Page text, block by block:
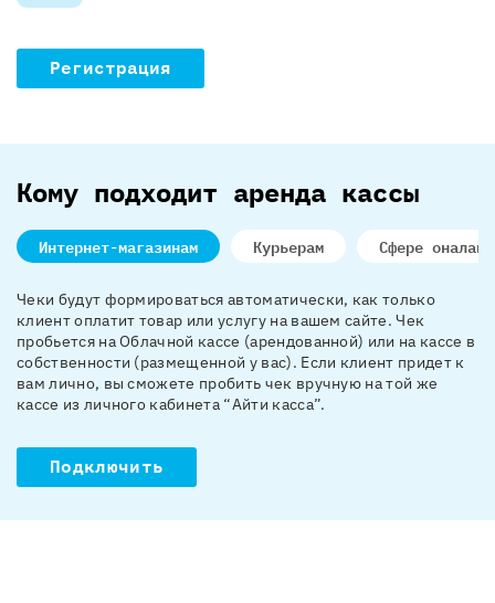
Регистрация
Кому подходит аренда кассы
Интернет-магазинам Курьерам Сфере
Чеки будут формироваться автоматически, как только
клиент оплатит товар или услугу на вашем сайте. Чек
пробьется на Облачной кассе (арендованной) или на кассе в
собственности (размещенной у вас). Если клиент придет к
вам лично, вы сможете пробить чек вручную на той же
кассе из личного кабинета “Айти касса”.
Подключить